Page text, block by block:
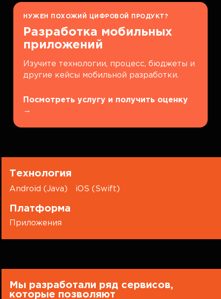
НУЖЕН ПОХОЖИЙ ЦИФРОВОЙ ПРОДУКТ?
Разработка мобильных
приложений
Изучите технологии, процесс, бюджеты и
другие кейсы мобильной разработки.
Посмотреть услугу и получить оценку
→
Технология
Android (Java) iOS (Swift)
Платформа
Приложения
Мы разработали ряд сервисов,
которые позволяют